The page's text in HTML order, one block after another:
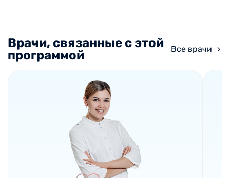
Врачи, связанные с этой
программой
Все врачи